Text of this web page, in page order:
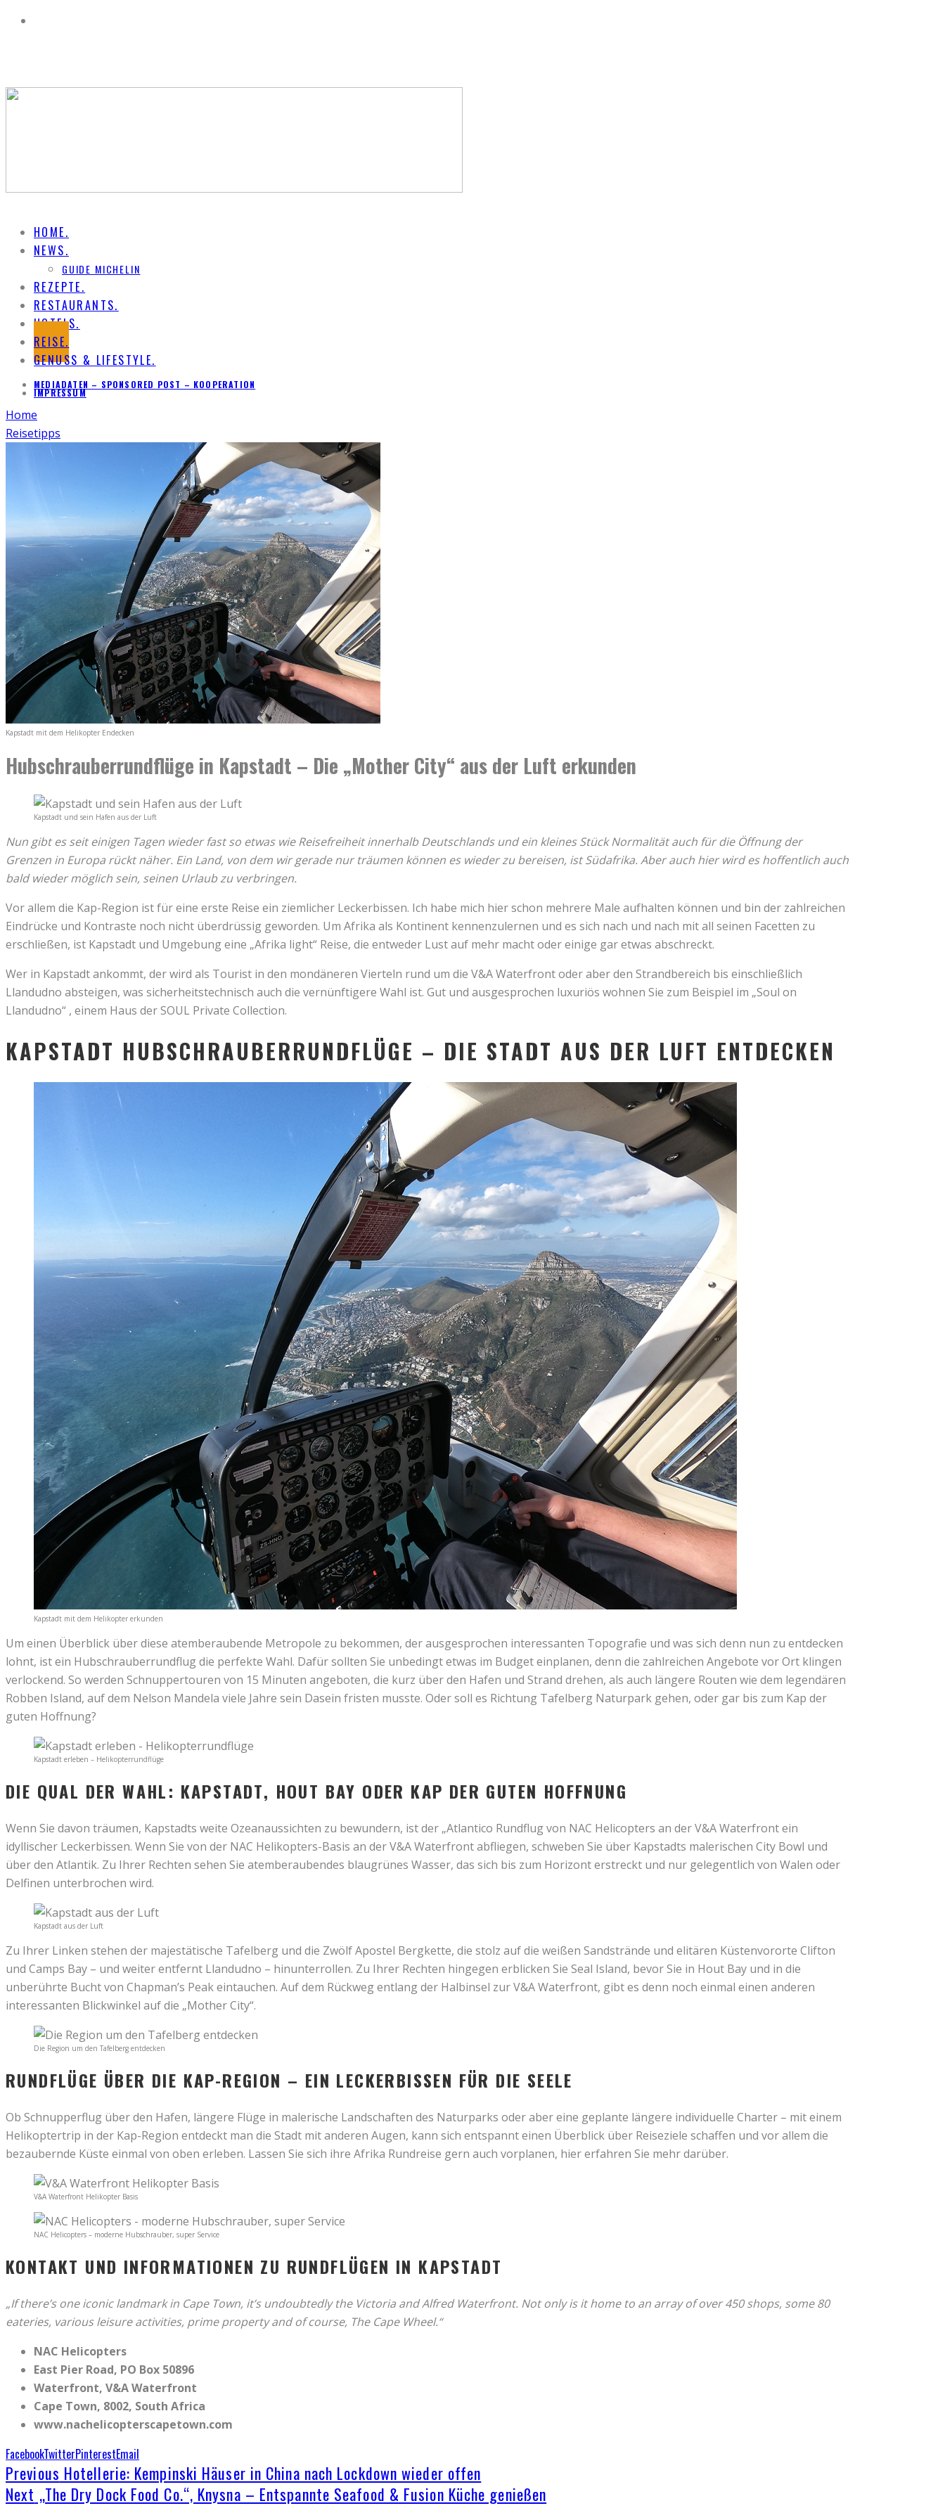
HOME.
NEWS.
GUIDE MICHELIN
REZEPTE.
RESTAURANTS.
HOTELS.
REISE.
GENUSS & LIFESTYLE.
MEDIADATEN – SPONSORED POST – KOOPERATION
IMPRESSUM
Home
Reisetipps
Kapstadt mit dem Helikopter Endecken
Hubschrauberrundflüge in Kapstadt – Die „Mother City“ aus der Luft erkunden
Kapstadt und sein Hafen aus der Luft
Nun gibt es seit einigen Tagen wieder fast so etwas wie Reisefreiheit innerhalb Deutschlands und ein kleines Stück Normalität auch für die Öffnung der
Grenzen in Europa rückt näher. Ein Land, von dem wir gerade nur träumen können es wieder zu bereisen, ist Südafrika. Aber auch hier wird es hoffentlich auch
bald wieder möglich sein, seinen Urlaub zu verbringen.
Vor allem die Kap-Region ist für eine erste Reise ein ziemlicher Leckerbissen. Ich habe mich hier schon mehrere Male aufhalten können und bin der zahlreichen
Eindrücke und Kontraste noch nicht überdrüssig geworden. Um Afrika als Kontinent kennenzulernen und es sich nach und nach mit all seinen Facetten zu
erschließen, ist Kapstadt und Umgebung eine „Afrika light“ Reise, die entweder Lust auf mehr macht oder einige gar etwas abschreckt.
Wer in Kapstadt ankommt, der wird als Tourist in den mondäneren Vierteln rund um die V&A Waterfront oder aber den Strandbereich bis einschließlich
Llandudno absteigen, was sicherheitstechnisch auch die vernünftigere Wahl ist. Gut und ausgesprochen luxuriös wohnen Sie zum Beispiel im „Soul on
Llandudno“ , einem Haus der SOUL Private Collection.
KAPSTADT HUBSCHRAUBERRUNDFLÜGE – DIE STADT AUS DER LUFT ENTDECKEN
Kapstadt mit dem Helikopter erkunden
Um einen Überblick über diese atemberaubende Metropole zu bekommen, der ausgesprochen interessanten Topografie und was sich denn nun zu entdecken
lohnt, ist ein Hubschrauberrundflug die perfekte Wahl. Dafür sollten Sie unbedingt etwas im Budget einplanen, denn die zahlreichen Angebote vor Ort klingen
verlockend. So werden Schnuppertouren von 15 Minuten angeboten, die kurz über den Hafen und Strand drehen, als auch längere Routen wie dem legendären
Robben Island, auf dem Nelson Mandela viele Jahre sein Dasein fristen musste. Oder soll es Richtung Tafelberg Naturpark gehen, oder gar bis zum Kap der
guten Hoffnung?
Kapstadt erleben – Helikopterrundflüge
DIE QUAL DER WAHL: KAPSTADT, HOUT BAY ODER KAP DER GUTEN HOFFNUNG
Wenn Sie davon träumen, Kapstadts weite Ozeanaussichten zu bewundern, ist der „Atlantico Rundflug von NAC Helicopters an der V&A Waterfront ein
idyllischer Leckerbissen. Wenn Sie von der NAC Helikopters-Basis an der V&A Waterfront abfliegen, schweben Sie über Kapstadts malerischen City Bowl und
über den Atlantik. Zu Ihrer Rechten sehen Sie atemberaubendes blaugrünes Wasser, das sich bis zum Horizont erstreckt und nur gelegentlich von Walen oder
Delfinen unterbrochen wird.
Kapstadt aus der Luft
Zu Ihrer Linken stehen der majestätische Tafelberg und die Zwölf Apostel Bergkette, die stolz auf die weißen Sandstrände und elitären Küstenvororte Clifton
und Camps Bay – und weiter entfernt Llandudno – hinunterrollen. Zu Ihrer Rechten hingegen erblicken Sie Seal Island, bevor Sie in Hout Bay und in die
unberührte Bucht von Chapman’s Peak eintauchen. Auf dem Rückweg entlang der Halbinsel zur V&A Waterfront, gibt es denn noch einmal einen anderen
interessanten Blickwinkel auf die „Mother City“.
Die Region um den Tafelberg entdecken
RUNDFLÜGE ÜBER DIE KAP-REGION – EIN LECKERBISSEN FÜR DIE SEELE
Ob Schnupperflug über den Hafen, längere Flüge in malerische Landschaften des Naturparks oder aber eine geplante längere individuelle Charter – mit einem
Helikoptertrip in der Kap-Region entdeckt man die Stadt mit anderen Augen, kann sich entspannt einen Überblick über Reiseziele schaffen und vor allem die
bezaubernde Küste einmal von oben erleben. Lassen Sie sich ihre Afrika Rundreise gern auch vorplanen, hier erfahren Sie mehr darüber.
V&A Waterfront Helikopter Basis
NAC Helicopters – moderne Hubschrauber, super Service
KONTAKT UND INFORMATIONEN ZU RUNDFLÜGEN IN KAPSTADT
„If there’s one iconic landmark in Cape Town, it’s undoubtedly the Victoria and Alfred Waterfront. Not only is it home to an array of over 450 shops, some 80
eateries, various leisure activities, prime property and of course, The Cape Wheel.“
NAC Helicopters
East Pier Road, PO Box 50896
Waterfront, V&A Waterfront
Cape Town, 8002, South Africa
www.nachelicopterscapetown.com
FacebookTwitterPinterestEmail
Previous Hotellerie: Kempinski Häuser in China nach Lockdown wieder offen
Next „The Dry Dock Food Co.“, Knysna – Entspannte Seafood & Fusion Küche genießen